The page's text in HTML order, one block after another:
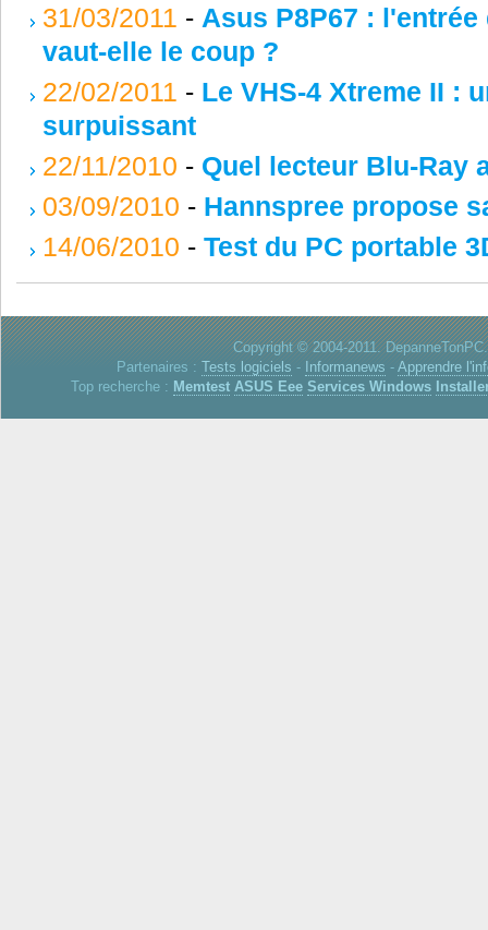
31/03/2011 - Asus P8P67 :
vaut-elle le coup ?
22/02/2011 - Le VHS-4 Xtreme II :
surpuissant
22/11/2010 - Quel lecteur Blu-Ray
03/09/2010 - Hannspree propose
14/06/2010 - Test du PC portable
Copyright © 2004-2011.
Partenaires : Tests logiciels - Informanews - Apprendre
Top recherche : Memtest ASUS Eee Services Windows